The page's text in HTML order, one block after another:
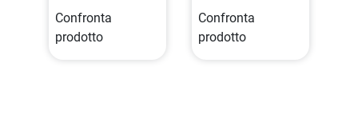
Confronta
prodotto
Confronta
prodotto